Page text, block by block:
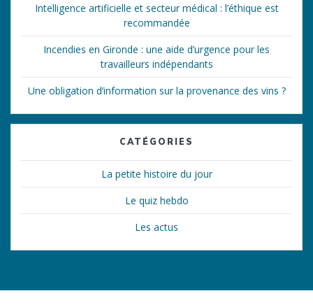
Intelligence artificielle et secteur médical : l’éthique est
recommandée
Incendies en Gironde : une aide d’urgence pour les
travailleurs indépendants
Une obligation d’information sur la provenance des vins ?
CATÉGORIES
La petite histoire du jour
Le quiz hebdo
Les actus